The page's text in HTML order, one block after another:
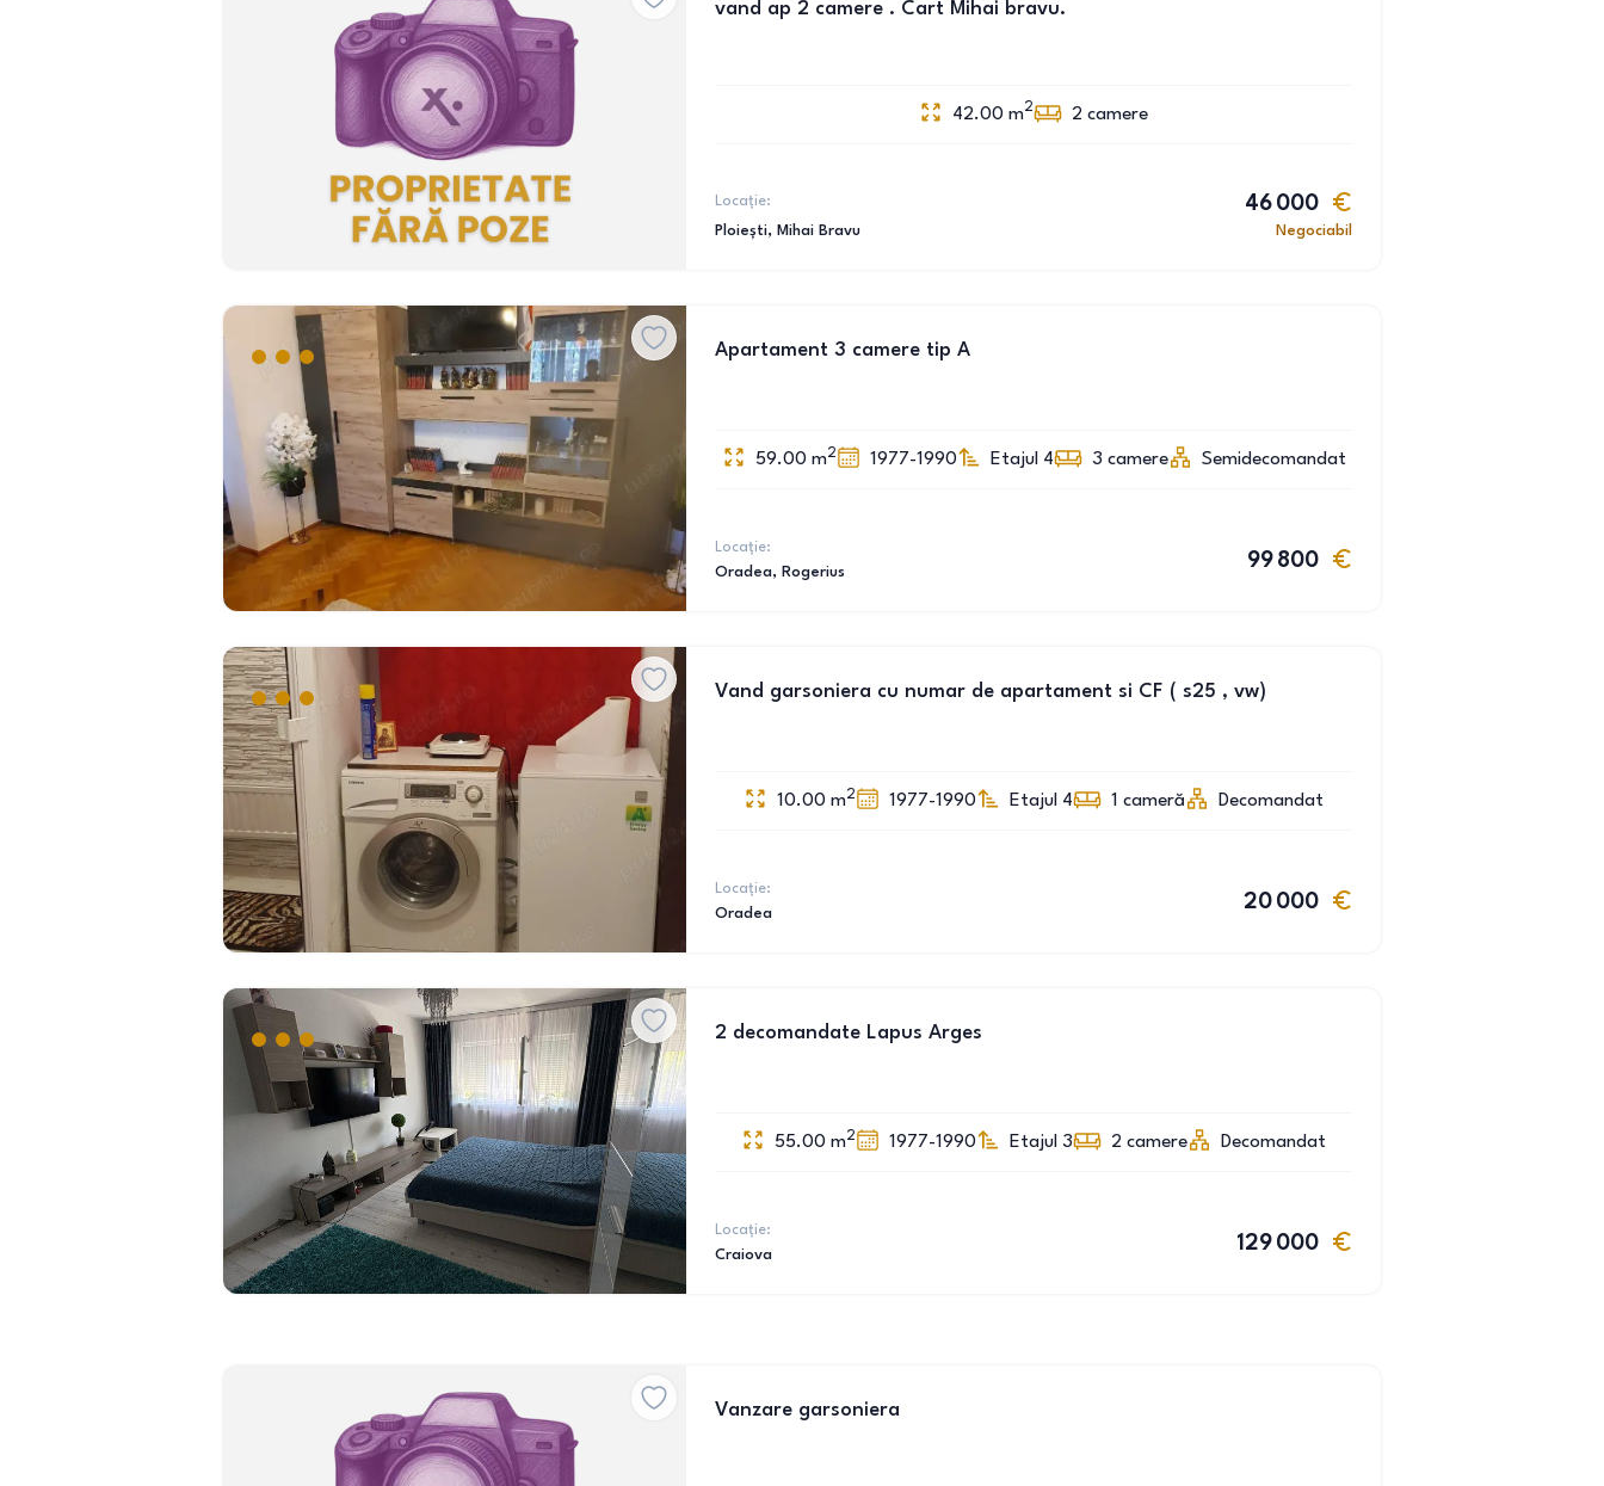
vand ap 2 camere . Cart Mihai bravu.
42.00 m2 2 camere
Locație:
Ploiești, Mihai Bravu
46 000
Negociabil
Apartament 3 camere tip A
59.00 m2 1977-1990 Etajul 4 3 camere Semidecomandat
Locație:
Oradea, Rogerius
99 800
Vand garsoniera cu numar de apartament si CF ( s25 , vw)
10.00 m2 1977-1990 Etajul 4 1 cameră Decomandat
Locație:
Oradea
20 000
2 decomandate Lapus Arges
55.00 m2 1977-1990 Etajul 3 2 camere Decomandat
Locație:
Craiova
129 000
Vanzare garsoniera